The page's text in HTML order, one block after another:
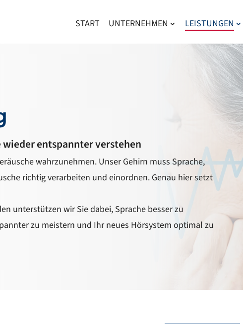
START UNTERNEHMEN LEISTUNGEN
wieder entspannter verstehen
wahrzunehmen. Unser Gehirn muss Sprache,
richtig verarbeiten und einordnen. Genau hier setzt
unterstützen wir Sie dabei, Sprache besser zu
zu meistern und Ihr neues Hörsystem optimal zu